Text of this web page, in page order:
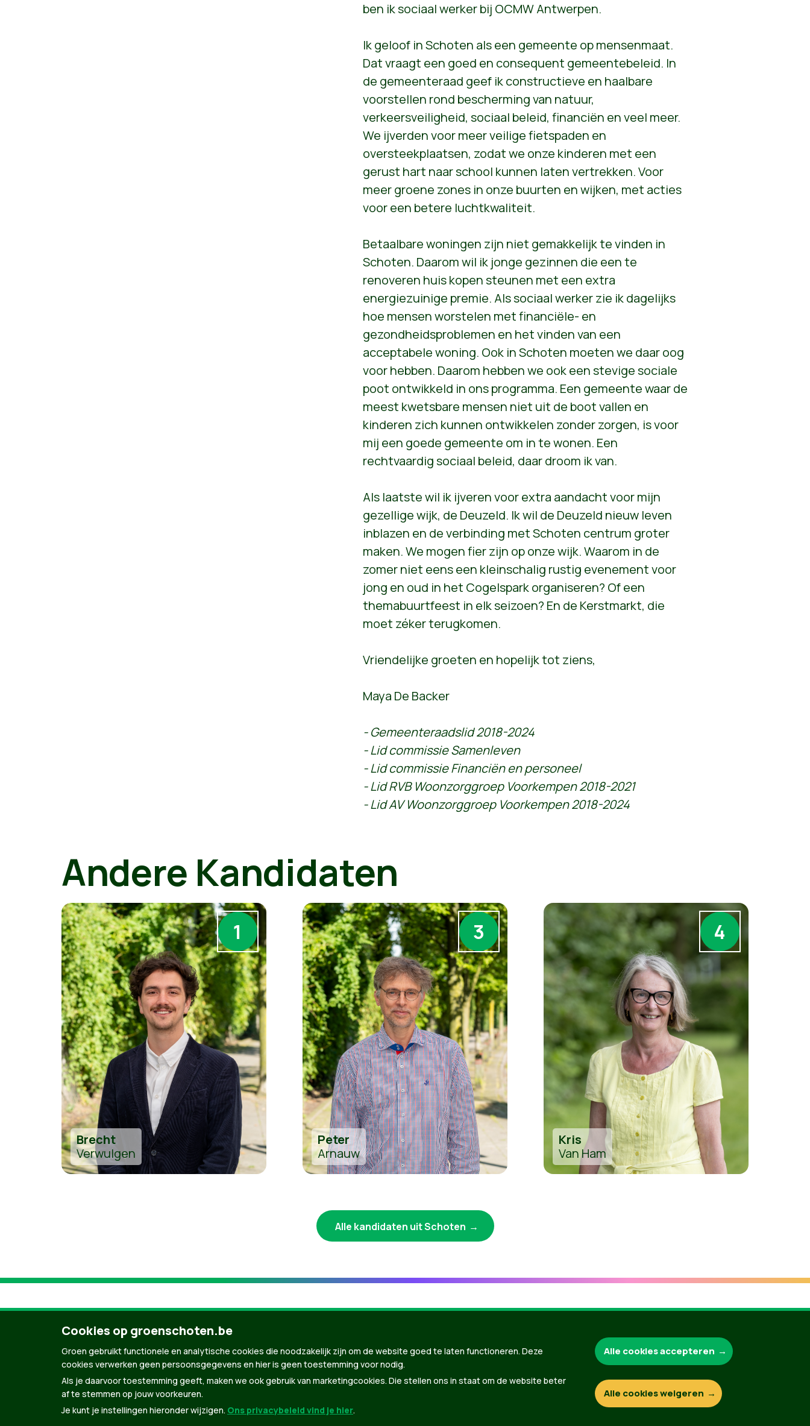
ben ik sociaal werker bij OCMW Antwerpen.
Ik geloof in Schoten als een gemeente op mensenmaat.
Dat vraagt een goed en consequent gemeentebeleid. In
de gemeenteraad geef ik constructieve en haalbare
voorstellen rond bescherming van natuur,
verkeersveiligheid, sociaal beleid, financiën en veel meer.
We ijverden voor meer veilige fietspaden en
oversteekplaatsen, zodat we onze kinderen met een
gerust hart naar school kunnen laten vertrekken. Voor
meer groene zones in onze buurten en wijken, met acties
voor een betere luchtkwaliteit.
Betaalbare woningen zijn niet gemakkelijk te vinden in
Schoten. Daarom wil ik jonge gezinnen die een te
renoveren huis kopen steunen met een extra
energiezuinige premie. Als sociaal werker zie ik dagelijks
hoe mensen worstelen met financiële- en
gezondheidsproblemen en het vinden van een
acceptabele woning. Ook in Schoten moeten we daar oog
voor hebben. Daarom hebben we ook een stevige sociale
poot ontwikkeld in ons programma. Een gemeente waar de
meest kwetsbare mensen niet uit de boot vallen en
kinderen zich kunnen ontwikkelen zonder zorgen, is voor
mij een goede gemeente om in te wonen. Een
rechtvaardig sociaal beleid, daar droom ik van.
Als laatste wil ik ijveren voor extra aandacht voor mijn
gezellige wijk, de Deuzeld. Ik wil de Deuzeld nieuw leven
inblazen en de verbinding met Schoten centrum groter
maken. We mogen fier zijn op onze wijk. Waarom in de
zomer niet eens een kleinschalig rustig evenement voor
jong en oud in het Cogelspark organiseren? Of een
themabuurtfeest in elk seizoen? En de Kerstmarkt, die
moet zéker terugkomen.
Vriendelijke groeten en hopelijk tot ziens,
Maya De Backer
- Gemeenteraadslid 2018-2024
- Lid commissie Samenleven
- Lid commissie Financiën en personeel
- Lid RVB Woonzorggroep Voorkempen 2018-2021
- Lid AV Woonzorggroep Voorkempen 2018-2024
Andere Kandidaten
1
Brecht
Verwulgen
3
Peter
Arnauw
4
Kris
Van Ham
Alle kandidaten uit Schoten
Groen.be
© Copyright Groen 2026 | Gemaakt metNationBuilder| Gebouwd door
Cookies op groenschoten.be
Groen gebruikt functionele en analytische cookies die noodzakelijk zijn om de website goed te laten functioneren. Deze
cookies verwerken geen persoonsgegevens en hier is geen toestemming voor nodig.
Als je daarvoor toestemming geeft, maken we ook gebruik van marketingcookies. Die stellen ons in staat om de website beter
af te stemmen op jouw voorkeuren.
Je kunt je instellingen hieronder wijzigen. Ons privacybeleid vind je hier.
Alle cookies accepteren
Alle cookies weigeren